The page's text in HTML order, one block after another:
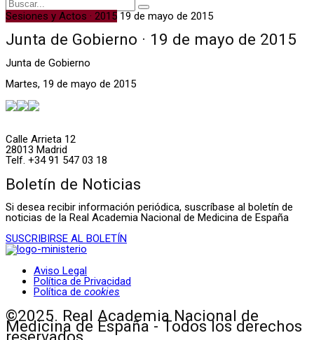
Sesiones y Actos · 2015 19 de mayo de 2015
Junta de Gobierno · 19 de mayo de 2015
Junta de Gobierno
Martes, 19 de mayo de 2015
Calle Arrieta 12
28013 Madrid
Telf. +34 91 547 03 18
Boletín de Noticias
Si desea recibir información periódica, suscríbase al boletín de
noticias de la Real Academia Nacional de Medicina de España
SUSCRIBIRSE AL BOLETÍN
Aviso Legal
Política de Privacidad
Política de cookies
©2025. Real Academia Nacional de
Medicina de España - Todos los derechos